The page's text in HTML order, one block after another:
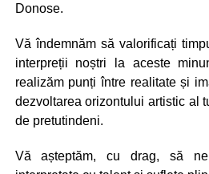
Donose.
Vă îndemnăm să valorificați
interpreții noștri la aceste
realizăm punți între realitate și
dezvoltarea orizontului artistic al
de pretutindeni.
Vă așteptăm, cu drag, să